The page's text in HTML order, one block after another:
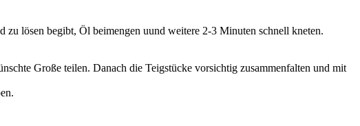
lösen begibt, Öl beimengen uund weitere 2-3 Minuten schnell kneten.
Große teilen. Danach die Teigstücke vorsichtig zusammenfalten und mit